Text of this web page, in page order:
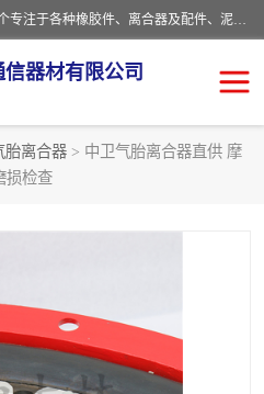
河南大林橡胶通信器材有限公司是一个专注于各种橡胶件、离合器及配件、泥浆泵及配件等产品设计制造和加工的企业。产品应用于矿山、冶金、石油、钢铁、化工、水泥、船舶、造纸、通用机械等各种大功率机械传动或制动装置。
器材有限公司
胎离合器 > 中卫气胎离合器直供 摩
损检查
通风离合器
气动元件